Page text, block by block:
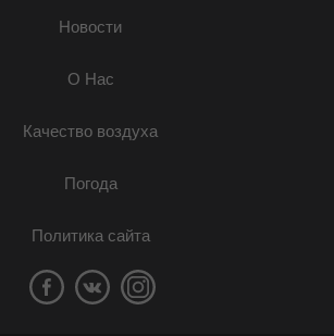
Новости
О Нас
Качество воздуха
Погода
Политика сайта